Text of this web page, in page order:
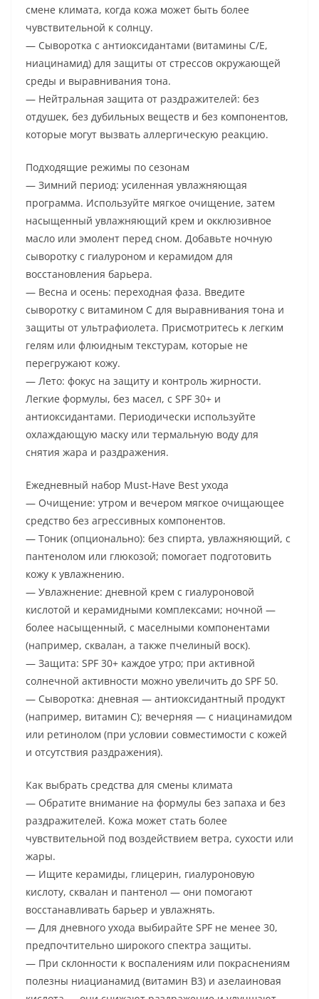
смене климата, когда кожа может быть более
чувствительной к солнцу.
— Сыворотка с антиоксидантами (витамины C/E,
ниацинамид) для защиты от стрессов окружающей
среды и выравнивания тона.
— Нейтральная защита от раздражителей: без
отдушек, без дубильных веществ и без компонентов,
которые могут вызвать аллергическую реакцию.
Подходящие режимы по сезонам
— Зимний период: усиленная увлажняющая
программа. Используйте мягкое очищение, затем
насыщенный увлажняющий крем и окклюзивное
масло или эмолент перед сном. Добавьте ночную
сыворотку с гиалуроном и керамидом для
восстановления барьера.
— Весна и осень: переходная фаза. Введите
сыворотку с витамином C для выравнивания тона и
защиты от ультрафиолета. Присмотритесь к легким
гелям или флюидным текстурам, которые не
перегружают кожу.
— Лето: фокус на защиту и контроль жирности.
Легкие формулы, без масел, с SPF 30+ и
антиоксидантами. Периодически используйте
охлаждающую маску или термальную воду для
снятия жара и раздражения.
Ежедневный набор Must-Have Best ухода
— Очищение: утром и вечером мягкое очищающее
средство без агрессивных компонентов.
— Тоник (опционально): без спирта, увлажняющий, с
пантенолом или глюкозой; помогает подготовить
кожу к увлажнению.
— Увлажнение: дневной крем с гиалуроновой
кислотой и керамидными комплексами; ночной —
более насыщенный, с маселными компонентами
(например, сквалан, а также пчелиный воск).
— Защита: SPF 30+ каждое утро; при активной
солнечной активности можно увеличить до SPF 50.
— Сыворотка: дневная — антиоксидантный продукт
(например, витамин C); вечерняя — с ниацинамидом
или ретинолом (при условии совместимости с кожей
и отсутствия раздражения).
Как выбрать средства для смены климата
— Обратите внимание на формулы без запаха и без
раздражителей. Кожа может стать более
чувствительной под воздействием ветра, сухости или
жары.
— Ищите керамиды, глицерин, гиалуроновую
кислоту, сквалан и пантенол — они помогают
восстанавливать барьер и увлажнять.
— Для дневного ухода выбирайте SPF не менее 30,
предпочтительно широкого спектра защиты.
— При склонности к воспалениям или покраснениям
полезны ниацианамид (витамин B3) и азелаиновая